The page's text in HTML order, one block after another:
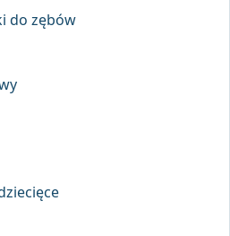
do zębów